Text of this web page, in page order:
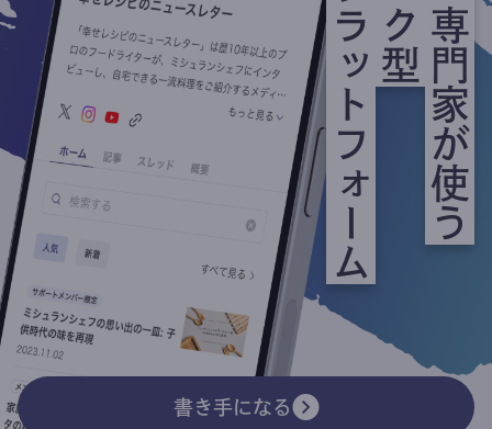
執筆プラットフォーム
書き手になる